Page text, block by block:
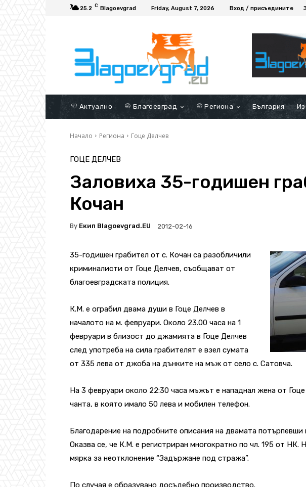
25.2 C Blagoevgrad Friday, August 7, 2026 Вход / присъедините
Актуално Благоевград Региона България
Начало Региона Гоце Делчев
ГОЦЕ ДЕЛЧЕВ
Заловиха 35-годишен
Кочан
By Екип Blagoevgrad.EU 2012-02-16
35-годишен грабител от с. Кочан са разобличили
криминалисти от Гоце Делчев, съобщават от
благоевградската полиция.
К.М. е ограбил двама души в Гоце Делчев в
началото на м. февруари. Около 23.00 часа на 1
февруари в близост до джамията в Гоце Делчев
след употреба на сила грабителят е взел сумата
от 335 лева от джоба на дънките на мъж от село с. Сатовча.
На 3 февруари около 22:30 часа мъжът е нападнал жена от
чанта, в която имало 50 лева и мобилен телефон.
Благодарение на подробните описания на двамата потърпевши
Оказва се, че К.М. е регистриран многократно по чл. 195 от НК.
мярка за неотклонение “Задържане под стража”.
По случая е образувано досъдебно производство.